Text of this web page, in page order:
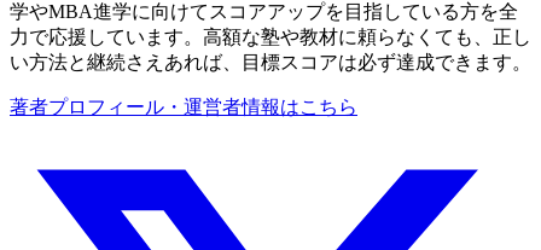
学やMBA進学に向けてスコアアップを目指している方を全
力で応援しています。高額な塾や教材に頼らなくても、正し
い方法と継続さえあれば、目標スコアは必ず達成できます。
著者プロフィール・運営者情報はこちら